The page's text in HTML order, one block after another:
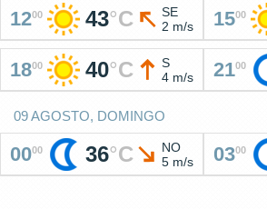
1200 43°C
SE
2 m/s
1500
1800 40°C
S
4 m/s
2100
09 AGOSTO, DOMINGO
0000 36°C
NO
5 m/s
0300